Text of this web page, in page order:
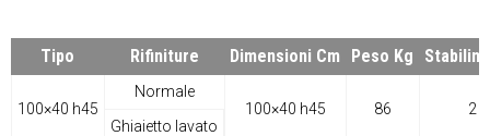
Tipo Rifiniture Dimensioni Cm Peso Kg
100×40 h45
Normale
100×40 h45
86
2
Ghiaietto lavato